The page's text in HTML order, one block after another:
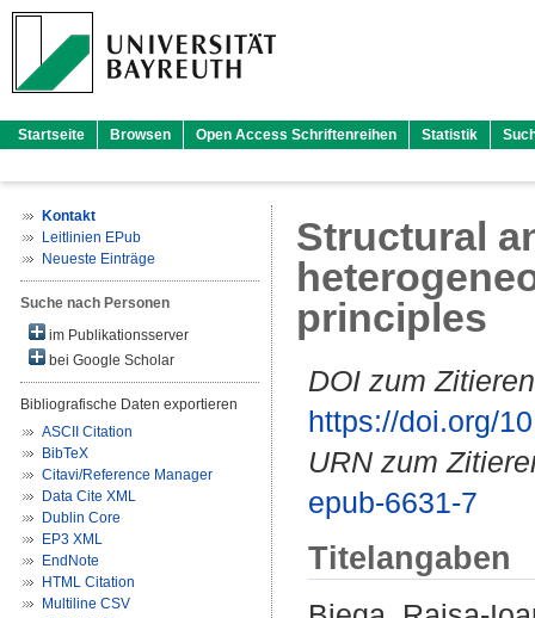
Startseite Browsen Open Access Schriftenreihen Statistik
Kontakt
Leitlinien EPub
Neueste Einträge
Suche nach Personen
im Publikationsserver
bei Google Scholar
Bibliografische Daten exportieren
ASCII Citation
BibTeX
Citavi/Reference Manager
Data Cite XML
Dublin Core
EP3 XML
EndNote
HTML Citation
Multiline CSV
Structural
principles
DOI zum
https://doi.org/
URN zum
epub-6631-7
Titelangaben